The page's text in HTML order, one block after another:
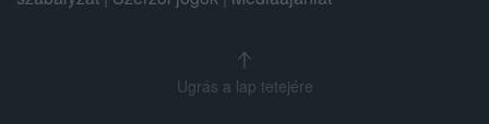
Ugrás a lap tetejére